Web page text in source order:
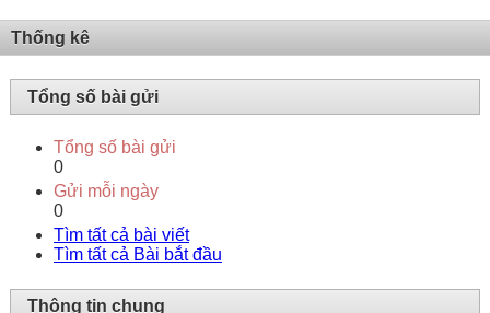
Thống kê
Tổng số bài gửi
Tổng số bài gửi
0
Gửi mỗi ngày
0
Tìm tất cả bài viết
Tìm tất cả Bài bắt đầu
Thông tin chung